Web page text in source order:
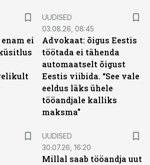
ei
UUDISED
03.08.26, 08:45
Advokaat: õigus Eestis
töötada ei tähenda
automaatselt õigust
Eestis viibida. “See vale
eeldus läks ühele
tööandjale kalliks
maksma”
UUDISED
30.07.26, 16:20
Millal saab tööandja uut